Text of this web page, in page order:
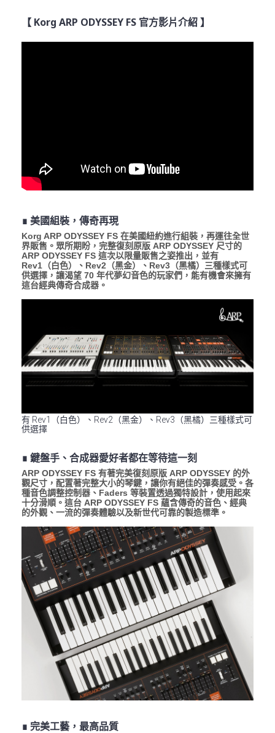
【 Korg ARP ODYSSEY FS 官方影片介紹 】
∎ 美國組裝，傳奇再現
Korg ARP ODYSSEY FS 在美國紐約進行組裝，再運往全世
界販售。眾所期盼，完整復刻原版 ARP ODYSSEY 尺寸的
ARP ODYSSEY FS 這次以限量販售之姿推出，並有
Rev1（白色）、Rev2（黑金）、Rev3（黑橘）三種樣式可
供選擇，讓渴望 70 年代夢幻音色的玩家們，能有機會來擁有
這台經典傳奇合成器。
有 Rev1（白色）、Rev2（黑金）、Rev3（黑橘）三種樣式可
供選擇
∎ 鍵盤手、合成器愛好者都在等待這一刻
ARP ODYSSEY FS 有著完美復刻原版 ARP ODYSSEY 的外
觀尺寸，配置著完整大小的琴鍵，讓你有絕佳的彈奏感受。各
種音色調整控制器、Faders 等裝置透過獨特設計，使用起來
十分滑順。這台 ARP ODYSSEY FS 蘊含傳奇的音色、經典
的外觀、一流的彈奏體驗以及新世代可靠的製造標準。
∎ 完美工藝，最高品質